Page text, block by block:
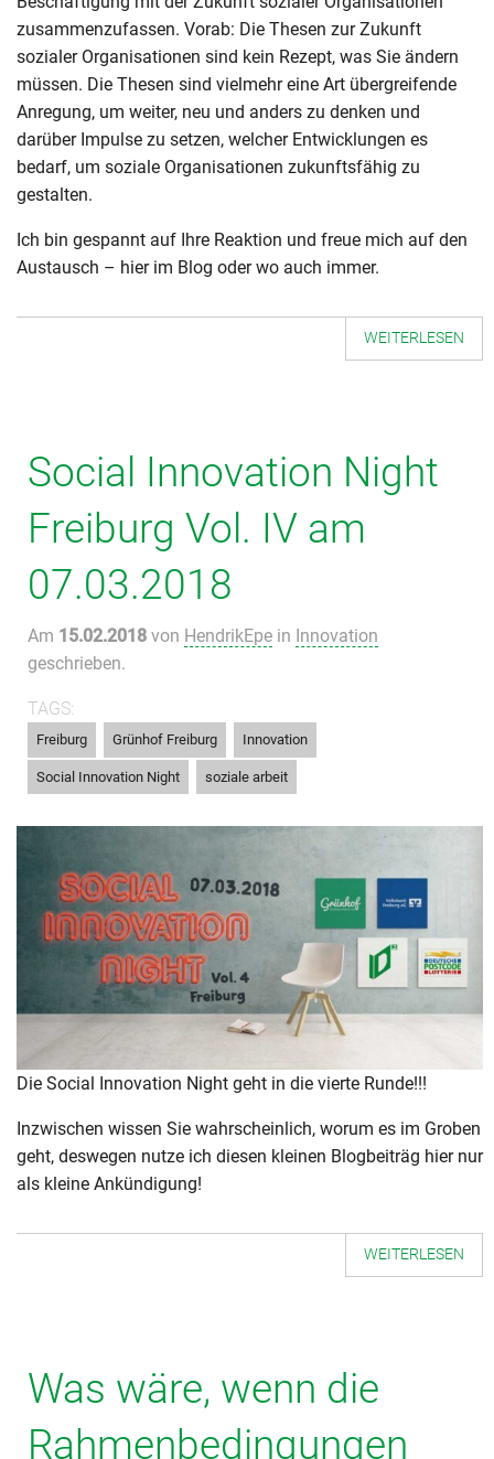
zusammenzufassen. Vorab: Die Thesen zur Zukunft
sozialer Organisationen sind kein Rezept, was Sie ändern
müssen. Die Thesen sind vielmehr eine Art übergreifende
Anregung, um weiter, neu und anders zu denken und
darüber Impulse zu setzen, welcher Entwicklungen es
bedarf, um soziale Organisationen zukunftsfähig zu
gestalten.
Ich bin gespannt auf Ihre Reaktion und freue mich auf den
Austausch – hier im Blog oder wo auch immer.
WEITERLESEN
Social Innovation Night
Freiburg Vol. IV am
07.03.2018
Am 15.02.2018 von HendrikEpe in Innovation
geschrieben.
TAGS:
Freiburg Grünhof Freiburg Innovation
Social Innovation Night soziale arbeit
Die Social Innovation Night geht in die vierte Runde!!!
Inzwischen wissen Sie wahrscheinlich, worum es im Groben
geht, deswegen nutze ich diesen kleinen Blogbeiträg hier nur
als kleine Ankündigung!
WEITERLESEN
Was wäre, wenn die
Rahmenbedingungen